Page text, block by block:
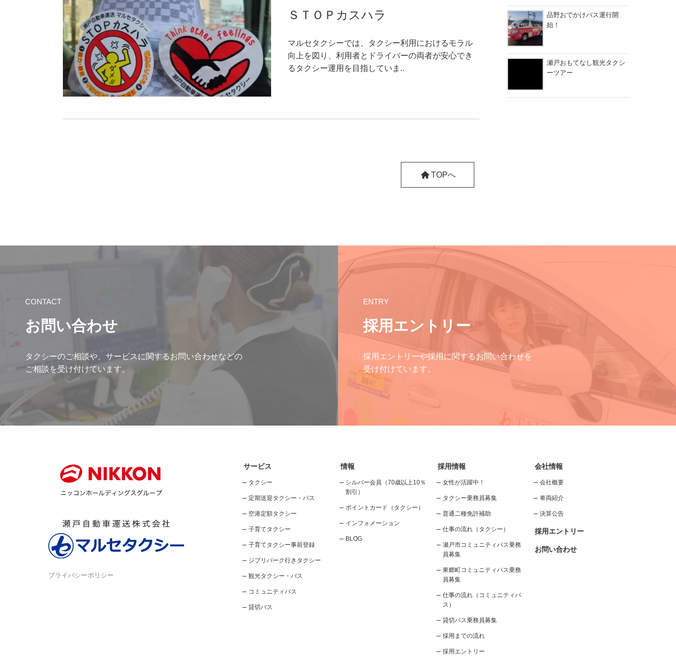
ＳＴＯＰカスハラ
マルセタクシーでは、タクシー利用におけるモラル
向上を図り、利用者とドライバーの両者が安心でき
るタクシー運用を目指していま..
TOPへ
品野おでかけバス運行開
始！
瀬戸おもてなし観光タクシ
ーツアー
CONTACT
お問い合わせ
タクシーのご相談や、サービスに関するお問い合わせなどの
ご相談を受け付けています。
ENTRY
採用エントリー
採用エントリーや採用に関するお問い合わせを
受け付けています。
プライバシーポリシー
サービス
タクシー
定期送迎タクシー・バス
空港定額タクシー
子育てタクシー
子育てタクシー事前登録
ジブリパーク行きタクシー
観光タクシー・バス
コミュニティバス
貸切バス
情報
シルバー会員（70歳以上10％
割引）
ポイントカード（タクシー）
インフォメーション
BLOG
採用情報
女性が活躍中！
タクシー乗務員募集
普通二種免許補助
仕事の流れ（タクシー）
瀬戸市コミュニティバス乗務
員募集
東郷町コミュニティバス乗務
員募集
仕事の流れ（コミュニティバ
ス）
貸切バス乗務員募集
採用までの流れ
採用エントリー
会社情報
会社概要
車両紹介
決算公告
採用エントリー
お問い合わせ